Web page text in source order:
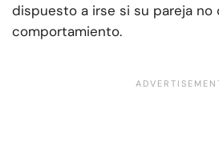
dispuesto a irse si su pareja no
comportamiento.